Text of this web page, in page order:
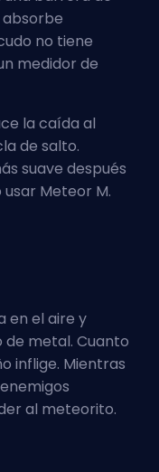
no tiene
medidor de
la caída al
de salto.
suave después
Meteor M.
en el aire y
metal. Cuanto
inflige. Mientras
al meteorito.